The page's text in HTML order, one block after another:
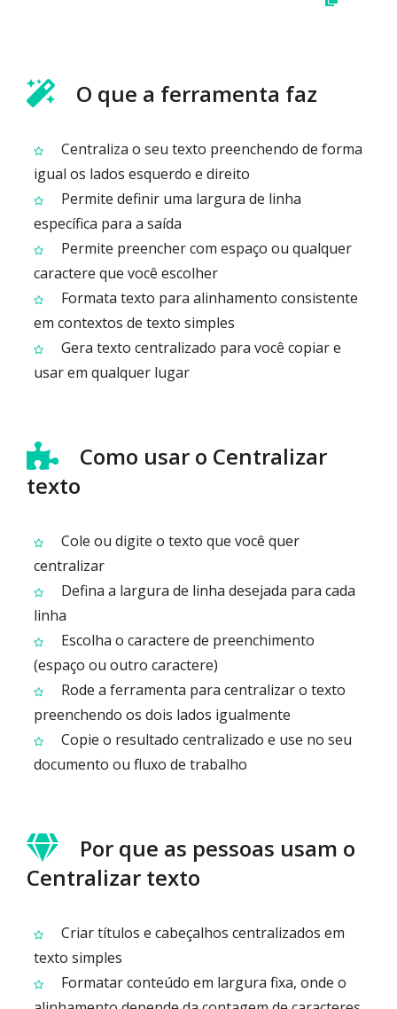
O que a ferramenta faz
Centraliza o seu texto preenchendo de forma
igual os lados esquerdo e direito
Permite definir uma largura de linha
específica para a saída
Permite preencher com espaço ou qualquer
caractere que você escolher
Formata texto para alinhamento consistente
em contextos de texto simples
Gera texto centralizado para você copiar e
usar em qualquer lugar
Como usar o Centralizar
texto
Cole ou digite o texto que você quer
centralizar
Defina a largura de linha desejada para cada
linha
Escolha o caractere de preenchimento
(espaço ou outro caractere)
Rode a ferramenta para centralizar o texto
preenchendo os dois lados igualmente
Copie o resultado centralizado e use no seu
documento ou fluxo de trabalho
Por que as pessoas usam o
Centralizar texto
Criar títulos e cabeçalhos centralizados em
texto simples
Formatar conteúdo em largura fixa, onde o